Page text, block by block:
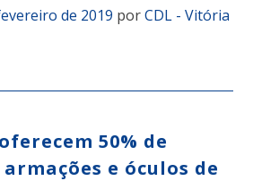
de 2019 porCDL - Vitória
50% de
e óculos de